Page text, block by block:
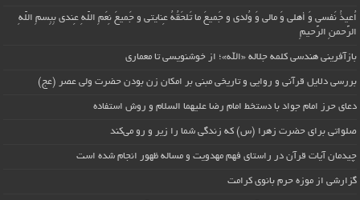
اُعیذُ نَفسی وَ أهلی وَ مالی وَ وُلدی و جَمیعَ ما تَلحَقُهُ عِنایتی و جَمیعَ نِعَمِ اللّهِ عِندی بِبِسمِ اللّهِ
الرَّحمنِ الرَّحیمِ
بازآفرینی هندسی کلمه جلاله «الله»؛ از خوشنویسی تا معماری
بررسی دلایل قرآنی و روایی و تاریخی مبنی بر امکان زن بودن حضرت ولی عصر (عج)
دعای حرز امام جواد با دستخط امام رضا علیهما السلام و روش استفاده
صلواتی برای حضرت زهرا (س) که زندگی شما را زیر و رو می‌کند
چیدمان آیات قرآن در راستای فهم مهدویت و مساله ظهور انجام شده است
گزارشی از موزه حرم بانوی کرامت